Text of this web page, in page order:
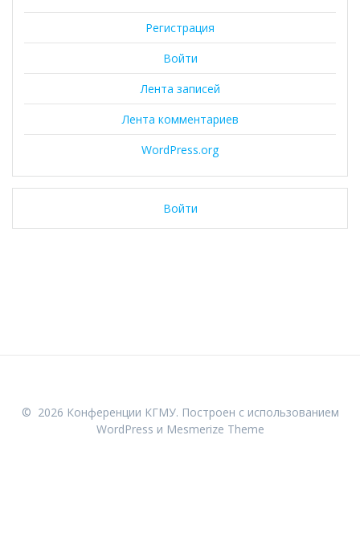
Регистрация
Войти
Лента записей
Лента комментариев
WordPress.org
Войти
© 2026 Конференции КГМУ. Построен с использованием
WordPress и Mesmerize Theme